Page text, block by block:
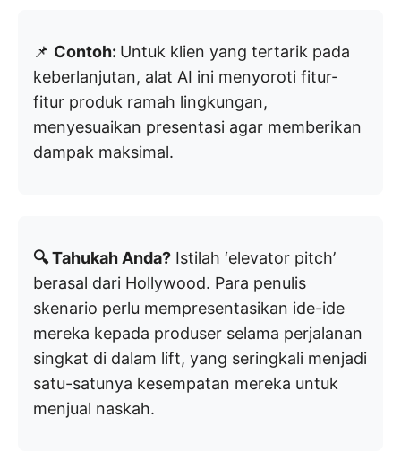
📌 Contoh: Untuk klien yang tertarik pada
keberlanjutan, alat AI ini menyoroti fitur-
fitur produk ramah lingkungan,
menyesuaikan presentasi agar memberikan
dampak maksimal.
🔍 Tahukah Anda? Istilah ‘elevator pitch’
berasal dari Hollywood. Para penulis
skenario perlu mempresentasikan ide-ide
mereka kepada produser selama perjalanan
singkat di dalam lift, yang seringkali menjadi
satu-satunya kesempatan mereka untuk
menjual naskah.